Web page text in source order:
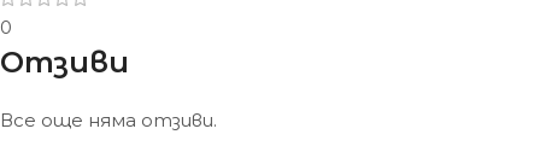
0
Отзиви
Все още няма отзиви.